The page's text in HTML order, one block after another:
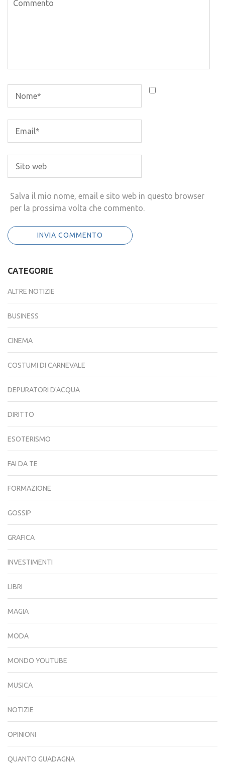
Salva il mio nome, email e sito web in questo browser
per la prossima volta che commento.
CATEGORIE
ALTRE NOTIZIE
BUSINESS
CINEMA
COSTUMI DI CARNEVALE
DEPURATORI D'ACQUA
DIRITTO
ESOTERISMO
FAI DA TE
FORMAZIONE
GOSSIP
GRAFICA
INVESTIMENTI
LIBRI
MAGIA
MODA
MONDO YOUTUBE
MUSICA
NOTIZIE
OPINIONI
QUANTO GUADAGNA